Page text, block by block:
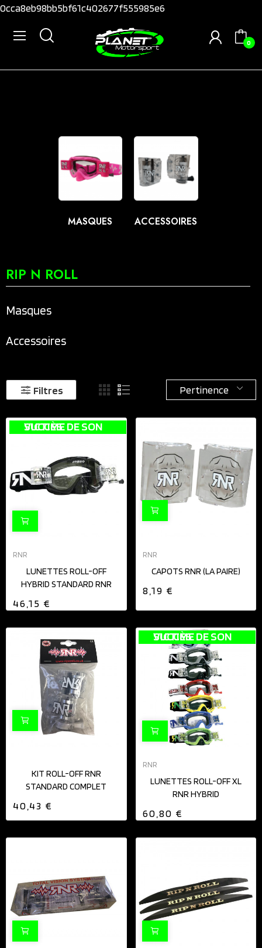
0cca8eb98bb5bf61c402677f555985e6
0
MASQUES ACCESSOIRES
RIP N ROLL
Masques
Accessoires
Filtres Pertinence
VICTIME DE SON SUCCÈS
RNR
LUNETTES ROLL-OFF
HYBRID STANDARD RNR
46,15 €
RNR
CAPOTS RNR (LA PAIRE)
8,19 €
KIT ROLL-OFF RNR
STANDARD COMPLET
40,43 €
VICTIME DE SON SUCCÈS
RNR
LUNETTES ROLL-OFF XL
RNR HYBRID
60,80 €